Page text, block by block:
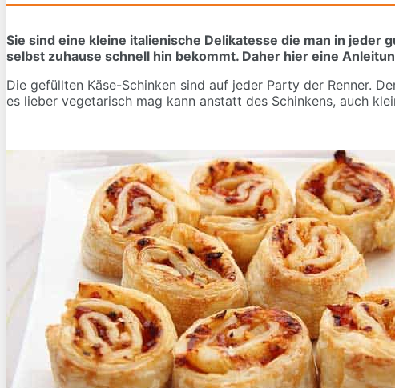
Sie sind eine kleine italienische Delikatesse die man in jeder
selbst zuhause schnell hin bekommt. Daher hier eine
Die gefüllten Käse-Schinken sind auf jeder Party der Renner.
es lieber vegetarisch mag kann anstatt des Schinkens, auch